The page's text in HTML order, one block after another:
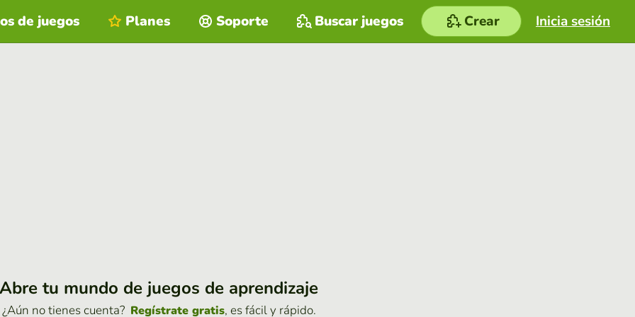
Inicia sesión
de juegos Planes Soporte Buscar juegos Crear
Abre tu mundo de juegos de aprendizaje
¿Aún no tienes cuenta? Regístrate gratis, es fácil y rápido.